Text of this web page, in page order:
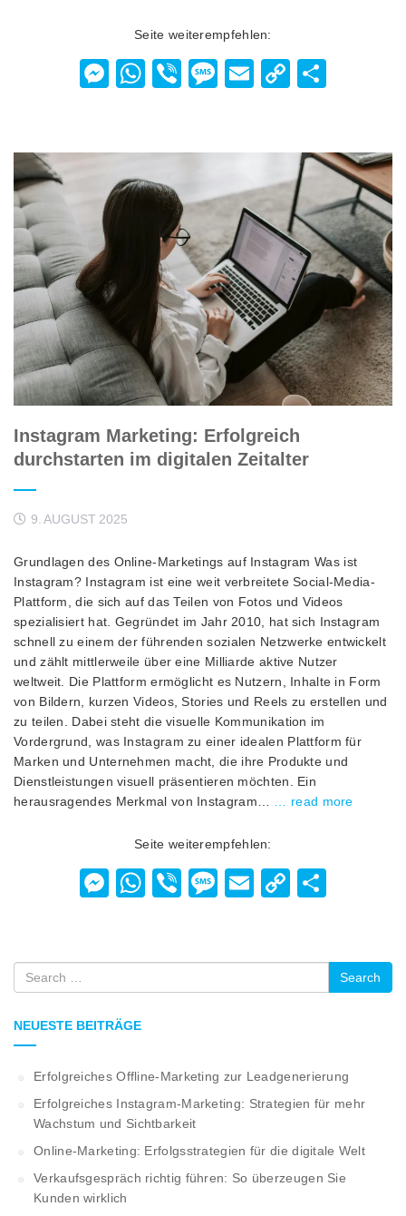
Seite weiterempfehlen:
Messenger
WhatsApp
ViberMessage
EmailCopy
Instagram Marketing: Erfolgreich
durchstarten im digitalen Zeitalter
9. AUGUST 2025
Grundlagen des Online-Marketings auf Instagram Was ist
Instagram? Instagram ist eine weit verbreitete Social-Media-
Plattform, die sich auf das Teilen von Fotos und Videos
spezialisiert hat. Gegründet im Jahr 2010, hat sich Instagram
schnell zu einem der führenden sozialen Netzwerke entwickelt
und zählt mittlerweile über eine Milliarde aktive Nutzer
weltweit. Die Plattform ermöglicht es Nutzern, Inhalte in Form
von Bildern, kurzen Videos, Stories und Reels zu erstellen und
zu teilen. Dabei steht die visuelle Kommunikation im
Vordergrund, was Instagram zu einer idealen Plattform für
Marken und Unternehmen macht, die ihre Produkte und
Dienstleistungen visuell präsentieren möchten. Ein
herausragendes Merkmal von Instagram…
… read more
Seite weiterempfehlen:
Messenger
WhatsApp
ViberMessage
EmailCopy
Search
NEUESTE BEITRÄGE
Erfolgreiches Offline-Marketing zur Leadgenerierung
Erfolgreiches Instagram-Marketing: Strategien für mehr
Wachstum und Sichtbarkeit
Online-Marketing: Erfolgsstrategien für die digitale Welt
Verkaufsgespräch richtig führen: So überzeugen Sie
Kunden wirklich